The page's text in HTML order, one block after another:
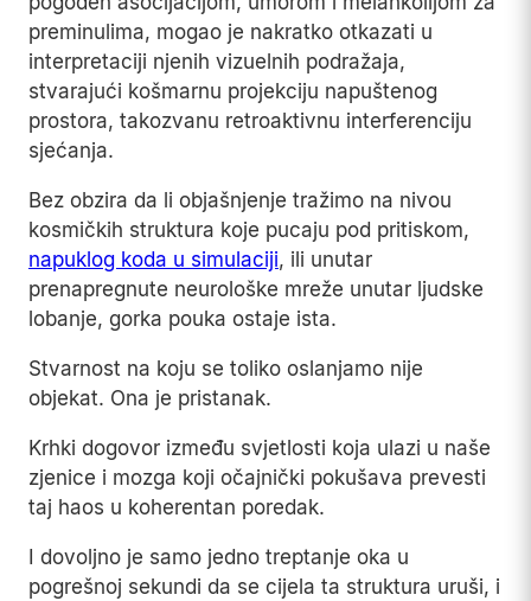
preminulima, mogao je nakratko otkazati u
interpretaciji njenih vizuelnih podražaja,
stvarajući košmarnu projekciju napuštenog
prostora, takozvanu retroaktivnu interferenciju
sjećanja.
Bez obzira da li objašnjenje tražimo na nivou
kosmičkih struktura koje pucaju pod pritiskom,
napuklog koda u simulaciji, ili unutar
prenapregnute neurološke mreže unutar ljudske
lobanje, gorka pouka ostaje ista.
Stvarnost na koju se toliko oslanjamo nije
objekat. Ona je pristanak.
Krhki dogovor između svjetlosti koja ulazi u naše
zjenice i mozga koji očajnički pokušava prevesti
taj haos u koherentan poredak.
I dovoljno je samo jedno treptanje oka u
pogrešnoj sekundi da se cijela ta struktura uruši, i